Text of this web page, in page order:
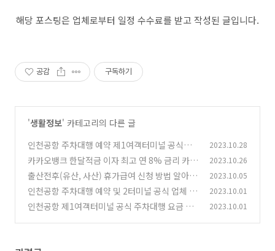
해당 포스팅은 업체로부터 일정 수수료를 받고 작성된 글입니다.
공감 구독하기
'생활정보' 카테고리의 다른 글
인천공항 주차대행 예약 제1여객터미널 공식업
체 (0)
2023.10.28
카카오뱅크 한달적금 이자 최고 연 8% 금리 카뱅
가입하기
(0)
2023.10.26
출산전후(유산, 사산) 휴가급여 신청 방법 알아보
기
(0)
2023.10.05
인천공항 주차대행 예약 및 2터미널 공식 업체 정
보
(0)
2023.10.01
인천공항 제1여객터미널 공식 주차대행 요금 및
2023.10.01